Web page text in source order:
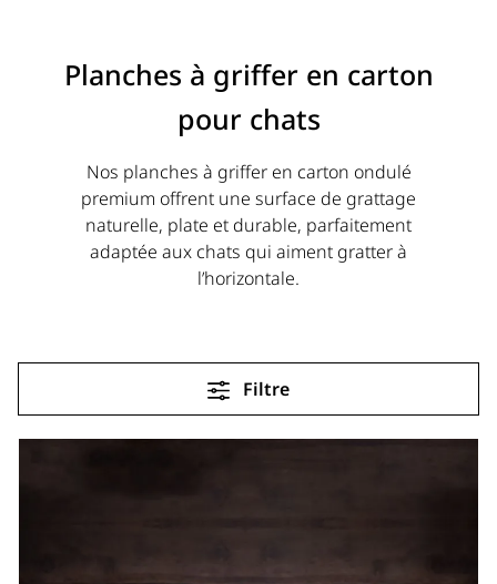
Planches à griffer en carton
pour chats
Nos planches à griffer en carton ondulé
premium offrent une surface de grattage
naturelle, plate et durable, parfaitement
adaptée aux chats qui aiment gratter à
l’horizontale.
Filtre